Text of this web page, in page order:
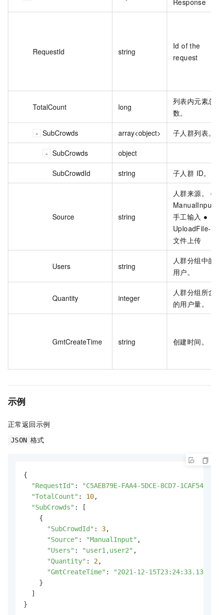
RequestId string
Id of the
request
TotalCount long
列表内元素总
数。
SubCrowds array<object> 子人群列表。
SubCrowds object
SubCrowdId string 子人群 ID。
Source string
人群来源。 ●
ManualInput-
手工输入 ●
UploadFile-
文件上传
Users string
人群分组中的
用户。
Quantity integer
人群分组所含
的用户量。
GmtCreateTime string 创建时间。
示例
正常返回示例
JSON 格式
{
"RequestId" :
"C5AEB79E-FAA4-5DCE-8CD7-
"TotalCount" : 10,
"SubCrowds" : [
    {
"SubCrowdId" : 3,
"Source" : "ManualInput" ,
"Users" : "user1,user2" ,
"Quantity" : 2,
"GmtCreateTime" :
"2021-12-
    }
  ]
}